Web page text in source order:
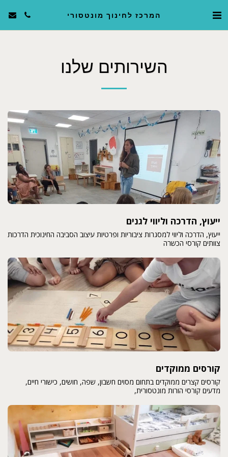
המרכז לחינוך מונטסורי
השירותים שלנו
ייעוץ, הדרכה וליווי לגנים
ייעוץ, הדרכה וליווי למסגרות ציבוריות ופרטיות עיצוב הסביבה החינוכית הדרכות
צוותים קורסי הכשרה
קורסים ממוקדים
קורסים קצרים ממוקדים בתחום מסוים חשבון, שפה, חושים, כישורי חיים,
מדעים קורסי הורות מונטסורית,